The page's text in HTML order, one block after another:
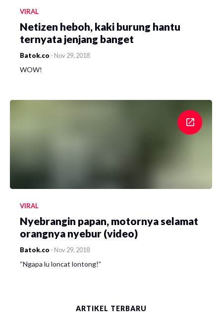
VIRAL
Netizen heboh, kaki burung hantu
ternyata jenjang banget
Batok.co - Nov 29, 2018
WOW!
VIRAL
Nyebrangin papan, motornya selamat
orangnya nyebur (video)
Batok.co - Nov 29, 2018
“Ngapa lu loncat lontong!”
ARTIKEL TERBARU